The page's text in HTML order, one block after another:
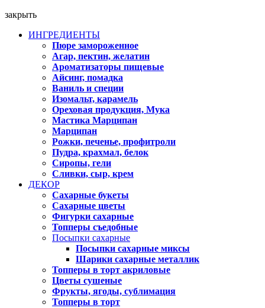
закрыть
ИНГРЕДИЕНТЫ
Пюре замороженное
Агар, пектин, желатин
Ароматизаторы пищевые
Айсинг, помадка
Ваниль и специи
Изомальт, карамель
Ореховая продукция, Мука
Мастика Марципан
Марципан
Рожки, печенье, профитроли
Пудра, крахмал, белок
Сиропы, гели
Сливки, сыр, крем
ДЕКОР
Сахарные букеты
Сахарные цветы
Фигурки сахарные
Топперы съедобные
Посыпки сахарные
Посыпки сахарные миксы
Шарики сахарные металлик
Топперы в торт акриловые
Цветы сушеные
Фрукты, ягоды, сублимация
Топперы в торт